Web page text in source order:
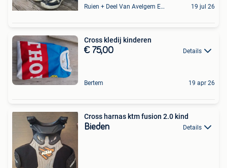
Ruien + Deel Van Avelgem En Waarmaarde 19 jul 26
Cross kledij kinderen
€ 75,00 Details
Bertem 19 apr 26
Cross harnas ktm fusion 2.0 kind
Bieden Details